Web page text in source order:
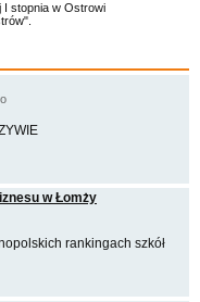
I stopnia w Ostrowi
w Łomży
rankingach szkół